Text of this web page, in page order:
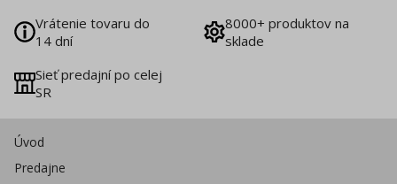
Vrátenie tovaru do
14 dní
8000+ produktov na
sklade
Sieť predajní po celej
SR
Úvod
Predajne